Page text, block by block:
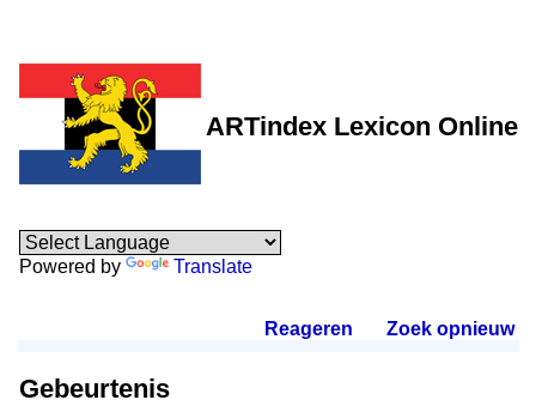
ARTindex Lexicon Online
Powered by Translate
Reageren Zoek opnieuw.
Gebeurtenis